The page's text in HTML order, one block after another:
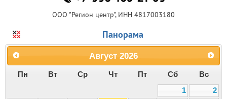
ООО "Регион центр", ИНН 4817003180
Панорама
Август 2026
Пн Вт Ср Чт Пт Сб
Вс
1
2